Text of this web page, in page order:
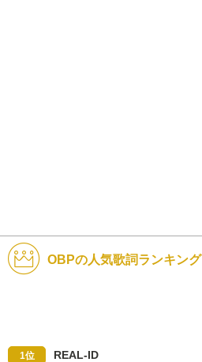
OBPの人気歌詞ランキング
1位 REAL-ID